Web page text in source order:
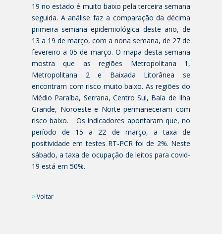
19 no estado é muito baixo pela terceira semana
seguida. A análise faz a comparação da décima
primeira semana epidemiológica deste ano, de
13 a 19 de março, com a nona semana, de 27 de
fevereiro a 05 de março. O mapa desta semana
mostra que as regiões Metropolitana 1,
Metropolitana 2 e Baixada Litorânea se
encontram com risco muito baixo. As regiões do
Médio Paraíba, Serrana, Centro Sul, Baía de Ilha
Grande, Noroeste e Norte permaneceram com
risco baixo. Os indicadores apontaram que, no
período de 15 a 22 de março, a taxa de
positividade em testes RT-PCR foi de 2%. Neste
sábado, a taxa de ocupação de leitos para covid-
19 está em 50%.
>Voltar